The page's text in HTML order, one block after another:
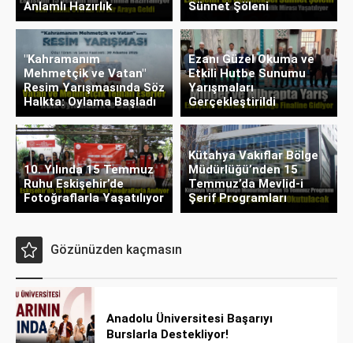
Anlamlı Hazırlık
Sünnet Şöleni
"Kahramanım
Mehmetçik ve Vatan"
Resim Yarışmasında Söz
Halkta: Oylama Başladı
Ezanı Güzel Okuma ve
Etkili Hutbe Sunumu
Yarışmaları
Gerçekleştirildi
10. Yılında 15 Temmuz
Ruhu Eskişehir’de
Fotoğraflarla Yaşatılıyor
Kütahya Vakıflar Bölge
Müdürlüğü’nden 15
Temmuz’da Mevlid-i
Şerif Programları
Gözünüzden kaçmasın
Anadolu Üniversitesi Başarıyı
Burslarla Destekliyor!